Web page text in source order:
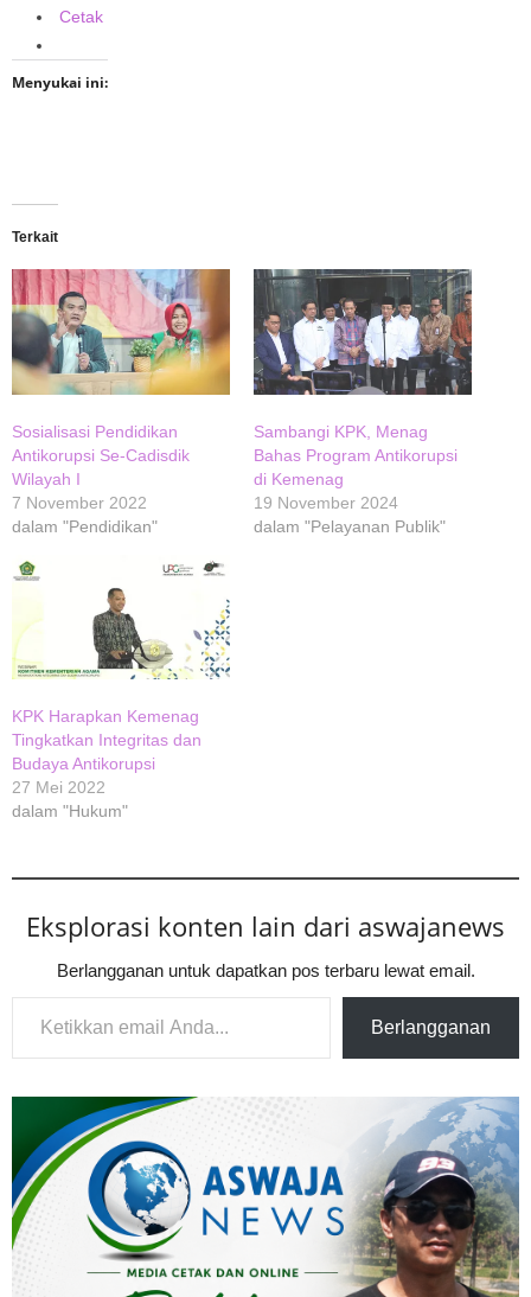
Cetak
Menyukai ini:
Terkait
Sosialisasi Pendidikan
Antikorupsi Se-Cadisdik
Wilayah I
7 November 2022
dalam "Pendidikan"
Sambangi KPK, Menag
Bahas Program Antikorupsi
di Kemenag
19 November 2024
dalam "Pelayanan Publik"
KPK Harapkan Kemenag
Tingkatkan Integritas dan
Budaya Antikorupsi
27 Mei 2022
dalam "Hukum"
Eksplorasi konten lain dari aswajanews
Berlangganan untuk dapatkan pos terbaru lewat email.
Ketikkan email Anda...
Berlangganan